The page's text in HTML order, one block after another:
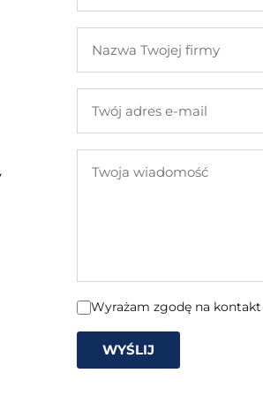
nazwisko
Twojej
adres
mail
wiadomość
Wyrażam zgodę na
WYŚLIJ